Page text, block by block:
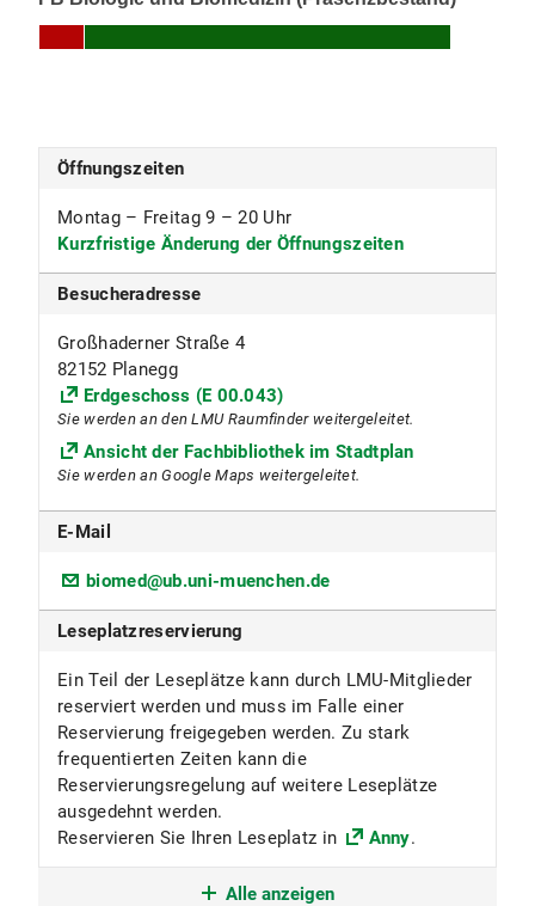
Öffnungszeiten
Montag – Freitag 9 – 20 Uhr
Kurzfristige Änderung der Öffnungszeiten
Besucheradresse
Großhaderner Straße 4
82152 Planegg
Erdgeschoss (E 00.043)
Sie werden an den LMU Raumfinder weitergeleitet.
Ansicht der Fachbibliothek im Stadtplan
Sie werden an Google Maps weitergeleitet.
E-Mail
biomed@ub.uni-muenchen.de
Leseplatzreservierung
Ein Teil der Leseplätze kann durch LMU-Mitglieder
reserviert werden und muss im Falle einer
Reservierung freigegeben werden. Zu stark
frequentierten Zeiten kann die
Reservierungsregelung auf weitere Leseplätze
ausgedehnt werden.
Reservieren Sie Ihren Leseplatz in
Anny.
Standortnummern Alle anzeigen